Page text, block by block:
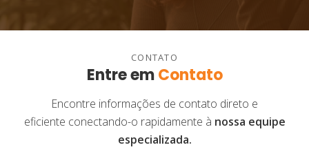
CONTATO
Entre emContato
Encontre informações de contato direto e
eficiente conectando-o rapidamente à nossa equipe
especializada.